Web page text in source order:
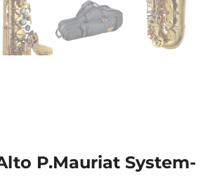
P.Mauriat System-